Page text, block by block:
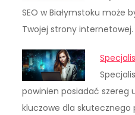
SEO w Białymstoku może
Twojej strony
powinien posiadać szereg
kluczowe dla